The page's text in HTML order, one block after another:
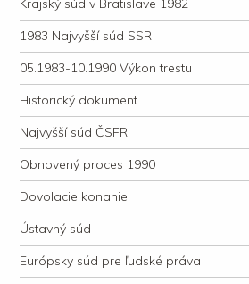
Krajský súd v Bratislave 1982
1983 Najvyšší súd SSR
05.1983-10.1990 Výkon trestu
Historický dokument
Najvyšší súd ČSFR
Obnovený proces 1990
Dovolacie konanie
Ústavný súd
Európsky súd pre ľudské práva